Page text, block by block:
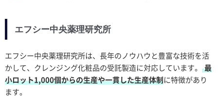
エフシー中央薬理研究所
エフシー中央薬理研究所は、長年のノウハウと豊富な技術を活
かして、クレンジング化粧品の受託製造に対応しています。
最
小ロット1,000個からの生産や一貫した生産体制に特徴があり
ます。